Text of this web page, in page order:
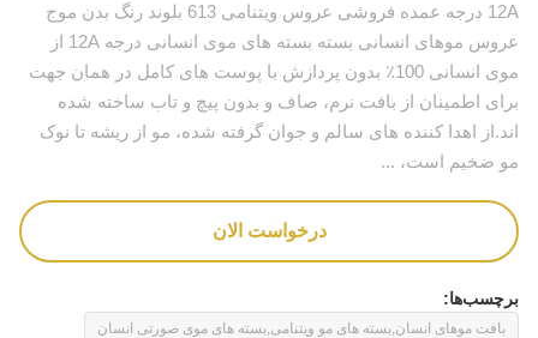
12A درجه عمده فروشی عروس ویتنامی 613 بلوند رنگ بدن موج
عروس موهای انسانی بسته بسته های موی انسانی درجه 12A از
موی انسانی 100٪ بدون پردازش با پوست های کامل در همان جهت
برای اطمینان از بافت نرم، صاف و بدون پیچ و تاب ساخته شده
اند.از اهدا کننده های سالم و جوان گرفته شده، مو از ریشه تا نوک
مو ضخیم است، ...
درخواست الان
برچسب‌ها:
بافت موهای انسان,بسته های مو ویتنامی,بسته های موی صورتی انسان